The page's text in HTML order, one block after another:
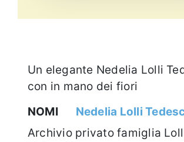
Un elegante Nedelia Lolli
con in mano dei fiori
NOMI
Nedelia Lolli
Archivio privato famiglia